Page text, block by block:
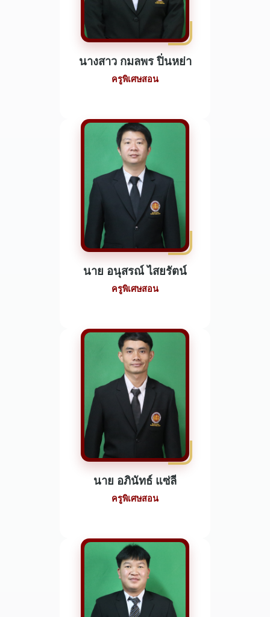
นางสาว กมลพร ปิ่นหย่า
ครูพิเศษสอน
นาย อนุสรณ์ ไสยรัตน์
ครูพิเศษสอน
นาย อภินัทธ์ แซ่ลี
ครูพิเศษสอน